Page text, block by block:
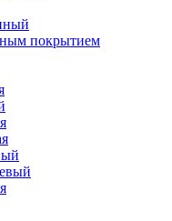
покрытием